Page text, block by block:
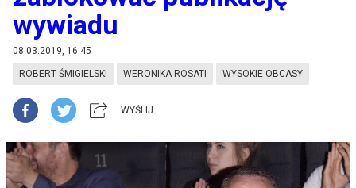
wywiadu
08.03.2019, 16:45
ROBERT ŚMIGIELSKI WERONIKA ROSATI WYSOKIE OBCASY
WYŚLIJ